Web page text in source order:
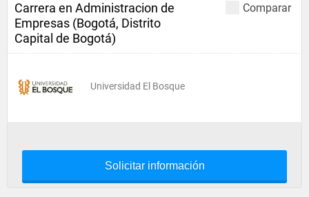
Comparar
Carrera en Administracion de
Empresas (Bogotá, Distrito
Capital de Bogotá)
Universidad El Bosque
Solicitar información